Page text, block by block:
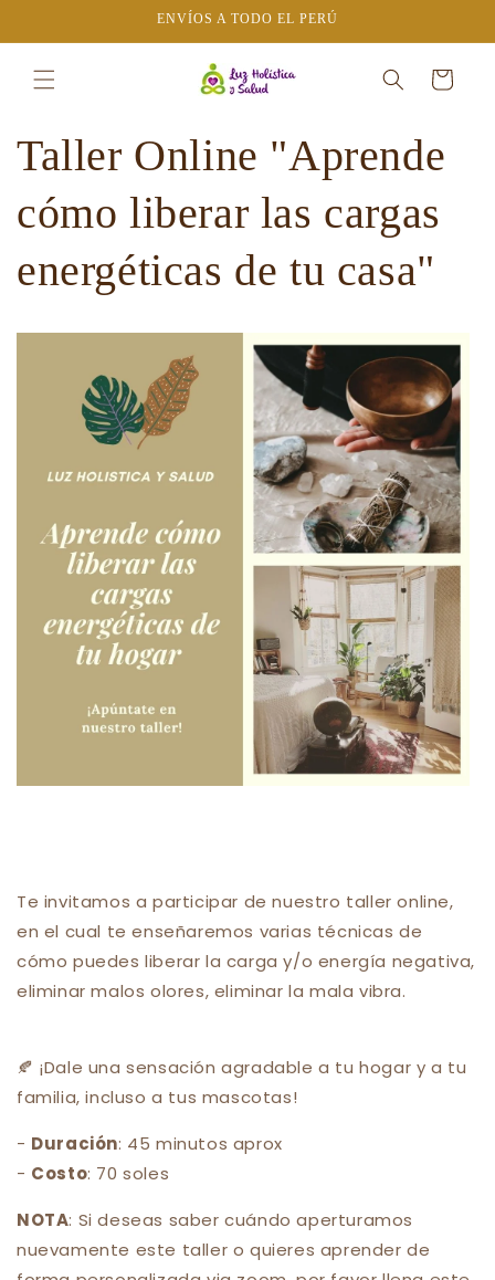
al contenido
ENVÍOS A TODO EL PERÚ
Carrito
Taller Online "Aprende
cómo liberar las cargas
energéticas de tu casa"
Te invitamos a participar de nuestro taller online,
en el cual te enseñaremos varias técnicas de
cómo puedes liberar la carga y/o energía negativa,
eliminar malos olores, eliminar la mala vibra.
🍂 ¡Dale una sensación agradable a tu hogar y a tu
familia, incluso a tus mascotas!
- Duración: 45 minutos aprox
- Costo: 70 soles
NOTA: Si deseas saber cuándo aperturamos
nuevamente este taller o quieres aprender de